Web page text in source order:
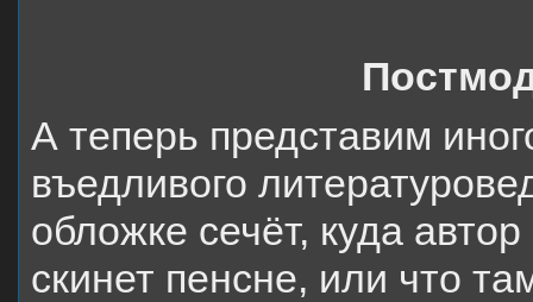
А теперь представим
въедливого
обложке сечёт, куда
скинет пенсне, или что